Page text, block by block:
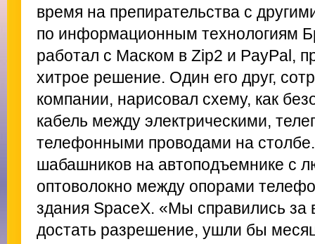
время на препирательства с
по информационным технологиям
работал с Маском в Zip2 и PayPal,
хитрое решение. Один его друг,
компании, нарисовал схему, как
кабель между электрическими,
телефонными проводами на
шабашников на автоподъемнике с
оптоволокно между опорами
здания SpaceX. «Мы справились
достать разрешение, ушли бы